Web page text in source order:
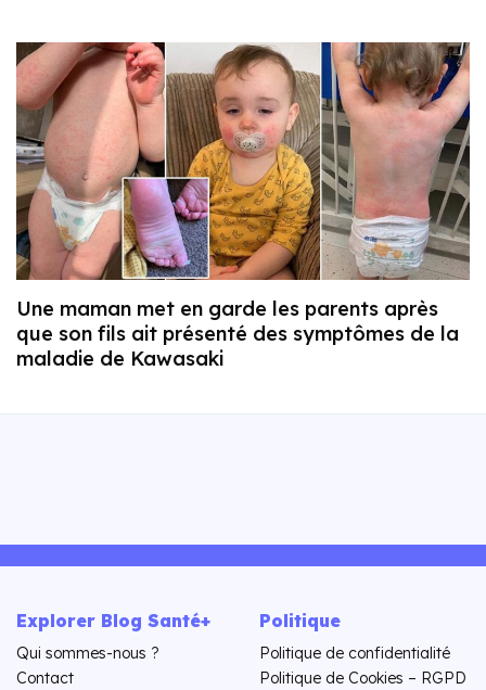
Une maman met en garde les parents après
que son fils ait présenté des symptômes de la
maladie de Kawasaki
Explorer Blog Santé+
Qui sommes-nous ?
Contact
Politique
Politique de confidentialité
Politique de Cookies – RGPD